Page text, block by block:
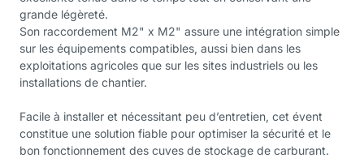
grande légèreté.
Son raccordement M2" x M2" assure une intégration simple
sur les équipements compatibles, aussi bien dans les
exploitations agricoles que sur les sites industriels ou les
installations de chantier.
Facile à installer et nécessitant peu d’entretien, cet évent
constitue une solution fiable pour optimiser la sécurité et le
bon fonctionnement des cuves de stockage de carburant.